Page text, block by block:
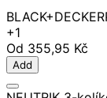
BLACK+DECKER
+1
Od 355,95 Kč
Add